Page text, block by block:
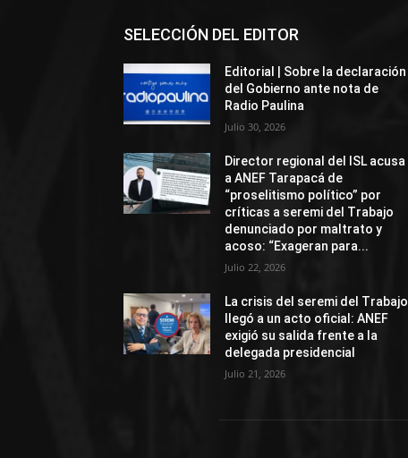
SELECCIÓN DEL EDITOR
Editorial | Sobre la declaración
del Gobierno ante nota de
Radio Paulina
Julio 30, 2026
Director regional del ISL acusa
a ANEF Tarapacá de
“proselitismo político” por
críticas a seremi del Trabajo
denunciado por maltrato y
acoso: “Exageran para...
Julio 22, 2026
La crisis del seremi del Trabajo
llegó a un acto oficial: ANEF
exigió su salida frente a la
delegada presidencial
Julio 21, 2026